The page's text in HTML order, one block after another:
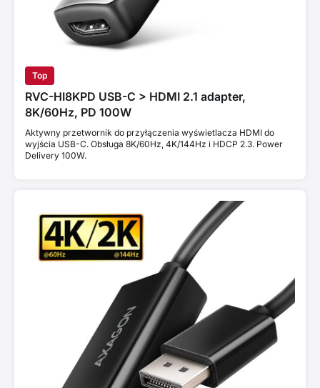
Top
RVC-HI8KPD USB-C > HDMI 2.1 adapter,
8K/60Hz, PD 100W
Aktywny przetwornik do przyłączenia wyświetlacza HDMI do
wyjścia USB-C. Obsługa 8K/60Hz, 4K/144Hz i HDCP 2.3. Power
Delivery 100W.